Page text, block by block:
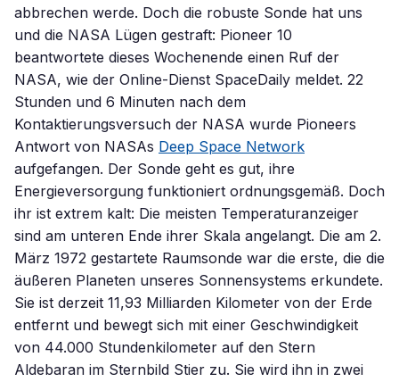
abbrechen werde. Doch die robuste Sonde hat uns
und die NASA Lügen gestraft: Pioneer 10
beantwortete dieses Wochenende einen Ruf der
NASA, wie der Online-Dienst SpaceDaily meldet. 22
Stunden und 6 Minuten nach dem
Kontaktierungsversuch der NASA wurde Pioneers
Antwort von NASAs Deep Space Network
aufgefangen. Der Sonde geht es gut, ihre
Energieversorgung funktioniert ordnungsgemäß. Doch
ihr ist extrem kalt: Die meisten Temperaturanzeiger
sind am unteren Ende ihrer Skala angelangt. Die am 2.
März 1972 gestartete Raumsonde war die erste, die die
äußeren Planeten unseres Sonnensystems erkundete.
Sie ist derzeit 11,93 Milliarden Kilometer von der Erde
entfernt und bewegt sich mit einer Geschwindigkeit
von 44.000 Stundenkilometer auf den Stern
Aldebaran im Sternbild Stier zu. Sie wird ihn in zwei